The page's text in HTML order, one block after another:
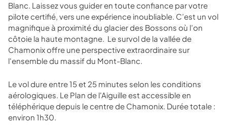
Blanc. Laissez vous guider en toute confiance par votre
pilote certifié, vers une expérience inoubliable. C’est un vol
magnifique à proximité du glacier des Bossons où l’on
côtoie la haute montagne. Le survol de la vallée de
Chamonix offre une perspective extraordinaire sur
l'ensemble du massif du Mont-Blanc.
Le vol dure entre 15 et 25 minutes selon les conditions
aérologiques. Le Plan de l'Aiguille est accessible en
téléphérique depuis le centre de Chamonix. Durée totale :
environ 1h30.